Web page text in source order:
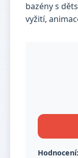
bazény s
vyžití,
Hodnocení: